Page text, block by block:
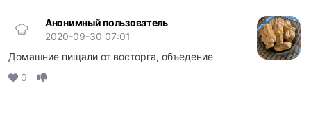
Анонимный пользователь
2020-09-30 07:01
Домашние пищали от восторга, объедение
0